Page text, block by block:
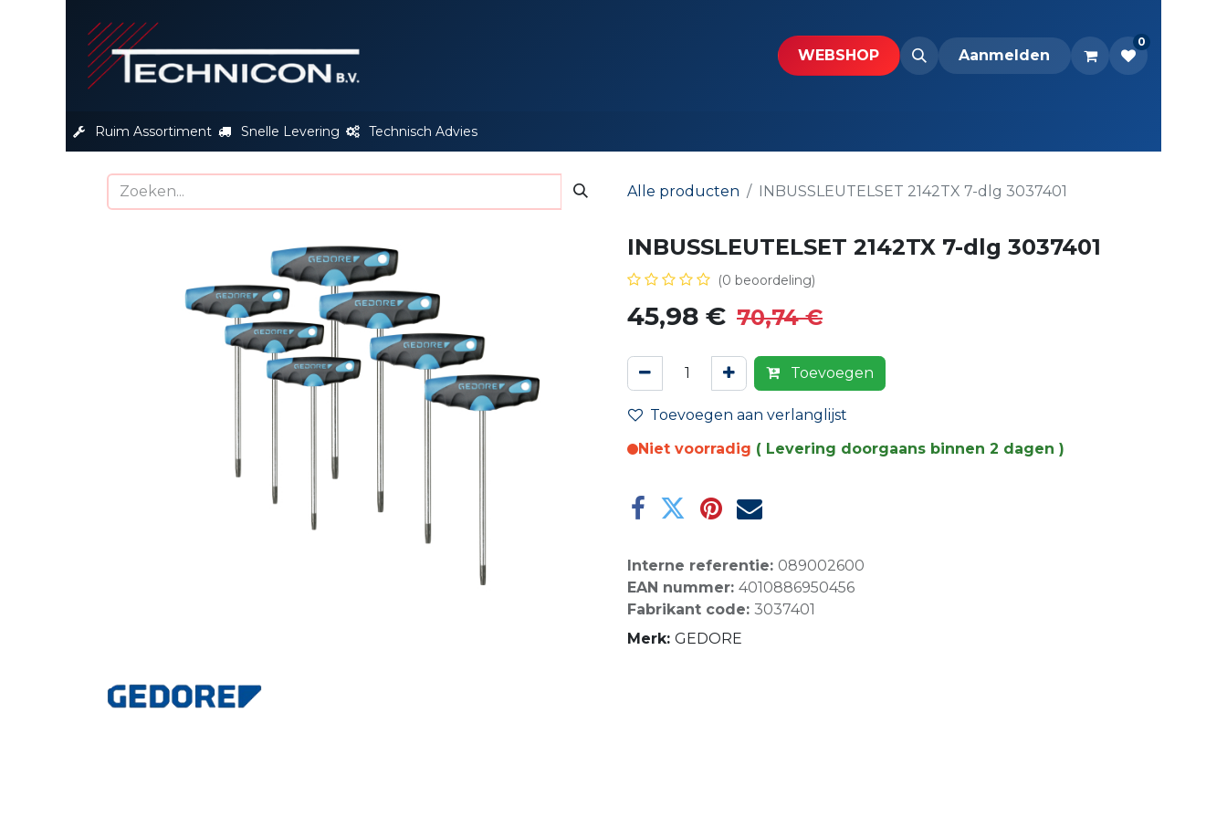
Contact Downloads
WEBS​H​​OP​​ Aanmelden
0
Ruim Assortiment Snelle Levering Technisch Advies
Alle producten INBUSSLEUTELSET 2142TX 7-dlg 3037401
INBUSSLEUTELSET 2142TX 7-dlg 3037401
(0 beoordeling)
45,98 € 70,74€
Toevoegen
Toevoegen aan verlanglijst
Niet voorradig ( Levering doorgaans binnen 2 dagen )
Interne referentie: 089002600
EAN nummer: 4010886950456
Fabrikant code: 3037401
Merk: GEDORE